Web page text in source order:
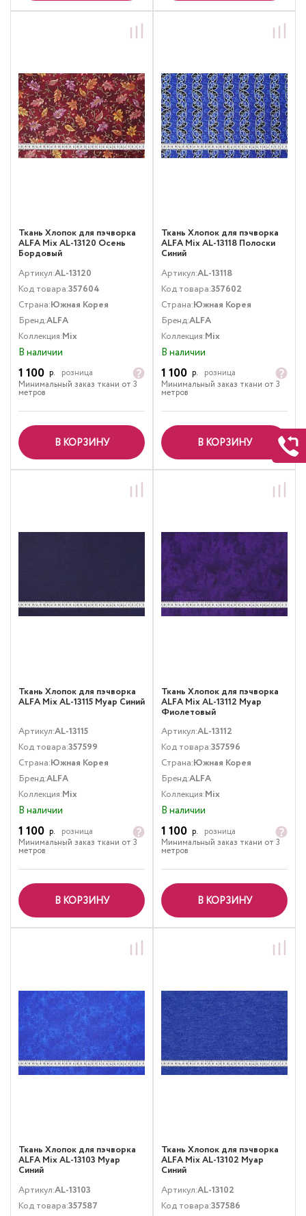
Ткань Хлопок для пэчворка
ALFA Mix AL-13120 Осень
Бордовый
Артикул:AL-13120
Код товара:357604
Страна:Южная Корея
Бренд:ALFA
Коллекция:Mix
В наличии
1 100 р.
розница
Минимальный заказ ткани от 3
метров
В КОРЗИНУ
Ткань Хлопок для пэчворка
ALFA Mix AL-13118 Полоски
Синий
Артикул:AL-13118
Код товара:357602
Страна:Южная Корея
Бренд:ALFA
Коллекция:Mix
В наличии
1 100 р.
розница
Минимальный заказ ткани от 3
метров
В КОРЗИНУ
Ткань Хлопок для пэчворка
ALFA Mix AL-13115 Муар Синий
Артикул:AL-13115
Код товара:357599
Страна:Южная Корея
Бренд:ALFA
Коллекция:Mix
В наличии
1 100 р.
розница
Минимальный заказ ткани от 3
метров
В КОРЗИНУ
Ткань Хлопок для пэчворка
ALFA Mix AL-13112 Муар
Фиолетовый
Артикул:AL-13112
Код товара:357596
Страна:Южная Корея
Бренд:ALFA
Коллекция:Mix
В наличии
1 100 р.
розница
Минимальный заказ ткани от 3
метров
В КОРЗИНУ
Ткань Хлопок для пэчворка
ALFA Mix AL-13103 Муар
Синий
Артикул:AL-13103
Код товара:357587
Ткань Хлопок для пэчворка
ALFA Mix AL-13102 Муар
Синий
Артикул:AL-13102
Код товара:357586